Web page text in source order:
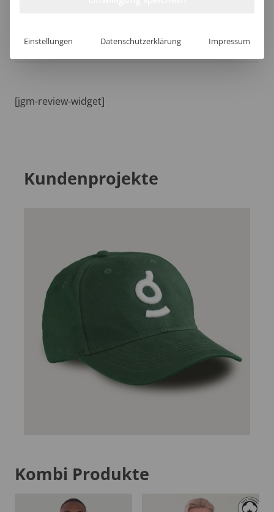
Lieferzeit
[jgm-review-widget]
Kundenprojekte
Kombi Produkte
Einstellungen Datenschutzerklärung Impressum